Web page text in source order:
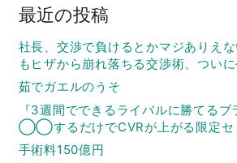
最近の投稿
社長、交渉で負けるとかマジありえ
もヒザから崩れ落ちる交渉術、ついに
茹でガエルのうそ
『3週間でできるライバルに勝てる
◯◯するだけでCVRが上がる限定セ
手術料150億円